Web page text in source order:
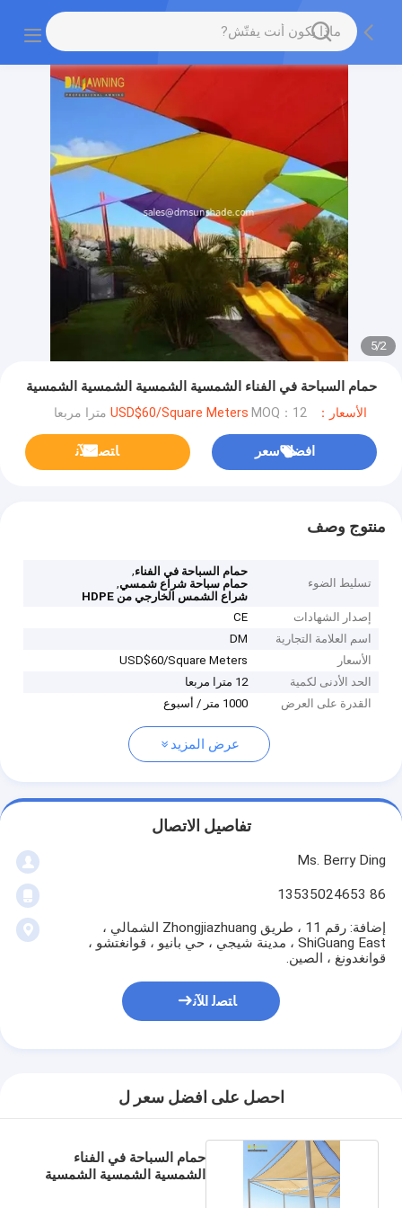
2
/
5
حمام السباحة في الفناء الشمسية الشمسية الشمسية الشمسية
الأسعار：USD$60/Square Meters MOQ：12 مترا مربعا
افضل سعر ﺎﺘﺼﻟ ﺍﻶﻧ
منتوج وصف
تسليط الضوء
حمام السباحة في الفناء,
حمام سباحة شراع شمسي,
شراع الشمس الخارجي من HDPE
إصدار الشهادات
CE
اسم العلامة التجارية
DM
الأسعار
USD$60/Square Meters
الحد الأدنى لكمية
12 مترا مربعا
القدرة على العرض
1000 متر / أسبوع
عرض المزيد
تفاصيل الاتصال
Ms. Berry Ding
86 13535024653
إضافة: رقم 11 ، طريق Zhongjiazhuang الشمالي ،
ShiGuang East ، مدينة شيجي ، حي بانيو ، قوانغتشو ،
قوانغدونغ ، الصين.
ﺎﺘﺼﻟ ﺍﻶﻧ
احصل على افضل سعر ل
حمام السباحة في الفناء
الشمسية الشمسية الشمسية